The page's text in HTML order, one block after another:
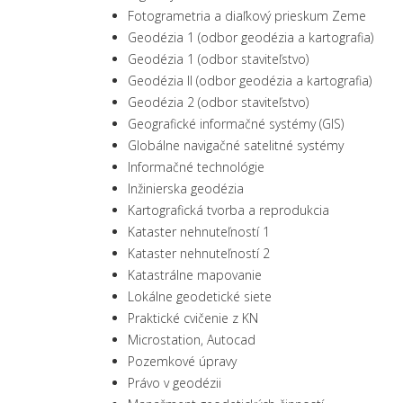
Fotogrametria a diaľkový prieskum Zeme
Geodézia 1 (odbor geodézia a kartografia)
Geodézia 1 (odbor staviteľstvo)
Geodézia II (odbor geodézia a kartografia)
Geodézia 2 (odbor staviteľstvo)
Geografické informačné systémy (GIS)
Globálne navigačné satelitné systémy
Informačné technológie
Inžinierska geodézia
Kartografická tvorba a reprodukcia
Kataster nehnuteľností 1
Kataster nehnuteľností 2
Katastrálne mapovanie
Lokálne geodetické siete
Praktické cvičenie z KN
Microstation, Autocad
Pozemkové úpravy
Právo v geodézii